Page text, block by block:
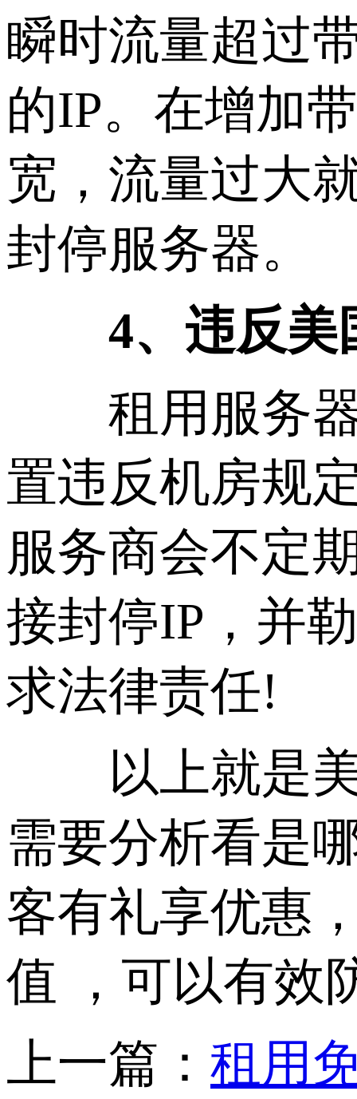
瞬时流量超过
的IP。在增加
宽，流量过大
封停服务器。
4、违反美
租用服务器
置违反机房规
服务商会不定
接封停IP，并
求法律责任!
以上就是美
需要分析看是
客有礼享优惠
值 ，可以有效
上一篇： 租用